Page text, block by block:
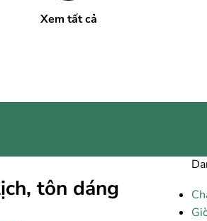
Xem tất cả
tôn dáng